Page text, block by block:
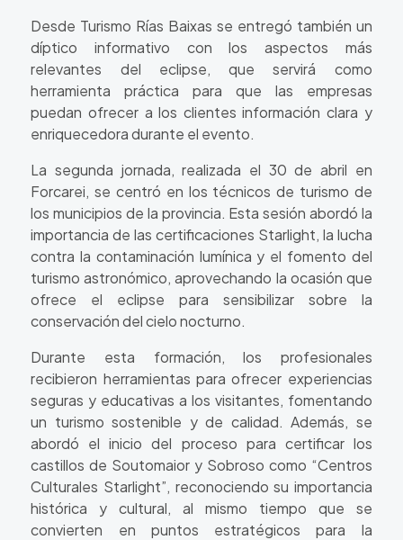
Desde Turismo Rías Baixas se entregó también un
díptico informativo con los aspectos más
relevantes del eclipse, que servirá como
herramienta práctica para que las empresas
puedan ofrecer a los clientes información clara y
enriquecedora durante el evento.
La segunda jornada, realizada el 30 de abril en
Forcarei, se centró en los técnicos de turismo de
los municipios de la provincia. Esta sesión abordó la
importancia de las certificaciones Starlight, la lucha
contra la contaminación lumínica y el fomento del
turismo astronómico, aprovechando la ocasión que
ofrece el eclipse para sensibilizar sobre la
conservación del cielo nocturno.
Durante esta formación, los profesionales
recibieron herramientas para ofrecer experiencias
seguras y educativas a los visitantes, fomentando
un turismo sostenible y de calidad. Además, se
abordó el inicio del proceso para certificar los
castillos de Soutomaior y Sobroso como “Centros
Culturales Starlight”, reconociendo su importancia
histórica y cultural, al mismo tiempo que se
convierten en puntos estratégicos para la